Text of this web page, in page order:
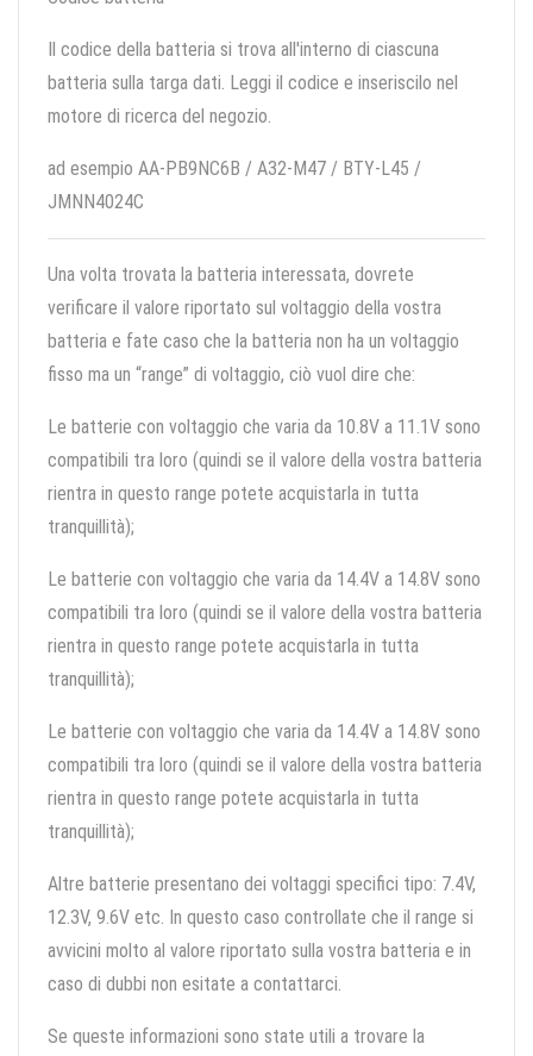
Il codice della batteria si trova all'interno di ciascuna
batteria sulla targa dati. Leggi il codice e inseriscilo nel
motore di ricerca del negozio.
ad esempio AA-PB9NC6B / A32-M47 / BTY-L45 /
JMNN4024C
Una volta trovata la batteria interessata, dovrete
verificare il valore riportato sul voltaggio della vostra
batteria e fate caso che la batteria non ha un voltaggio
fisso ma un “range” di voltaggio, ciò vuol dire che:
Le batterie con voltaggio che varia da 10.8V a 11.1V sono
compatibili tra loro (quindi se il valore della vostra batteria
rientra in questo range potete acquistarla in tutta
tranquillità);
Le batterie con voltaggio che varia da 14.4V a 14.8V sono
compatibili tra loro (quindi se il valore della vostra batteria
rientra in questo range potete acquistarla in tutta
tranquillità);
Le batterie con voltaggio che varia da 14.4V a 14.8V sono
compatibili tra loro (quindi se il valore della vostra batteria
rientra in questo range potete acquistarla in tutta
tranquillità);
Altre batterie presentano dei voltaggi specifici tipo: 7.4V,
12.3V, 9.6V etc. In questo caso controllate che il range si
avvicini molto al valore riportato sulla vostra batteria e in
caso di dubbi non esitate a contattarci.
Se queste informazioni sono state utili a trovare la